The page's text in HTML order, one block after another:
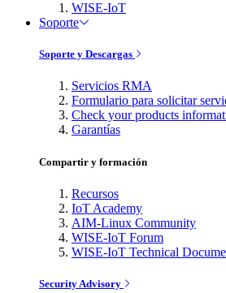
WISE-IoT
Soporte
Soporte y Descargas
Servicios RMA
Formulario para solicitar
Check your products
Garantías
Compartir y formación
Recursos
IoT Academy
AIM-Linux Community
WISE-IoT Forum
WISE-IoT Technical
Security Advisory